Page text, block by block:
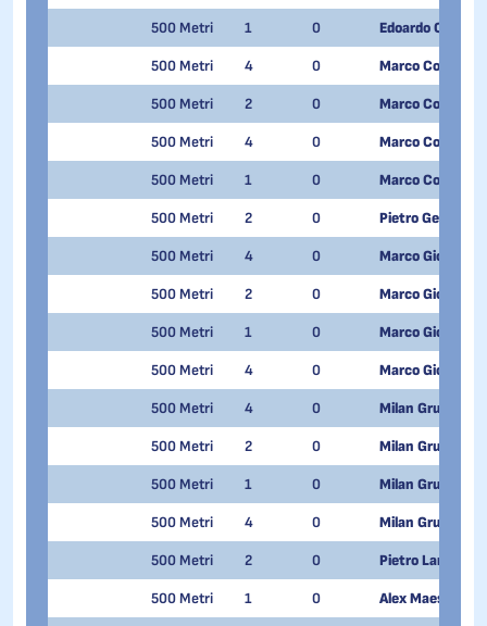
500 Metri 1 0 Edoardo Colturi
500 Metri 4 0 Marco
500 Metri 2 0 Marco
500 Metri 4 0 Marco
500 Metri 1 0 Marco
500 Metri 2 0 Pietro Gervasoni
500 Metri 4 0 Marco Giordano
500 Metri 2 0 Marco Giordano
500 Metri 1 0 Marco Giordano
500 Metri 4 0 Marco Giordano
500 Metri 4 0 Milan Grugni
500 Metri 2 0 Milan Grugni
500 Metri 1 0 Milan Grugni
500 Metri 4 0 Milan Grugni
500 Metri 2 0 Pietro
500 Metri 1 0 Alex Maestri